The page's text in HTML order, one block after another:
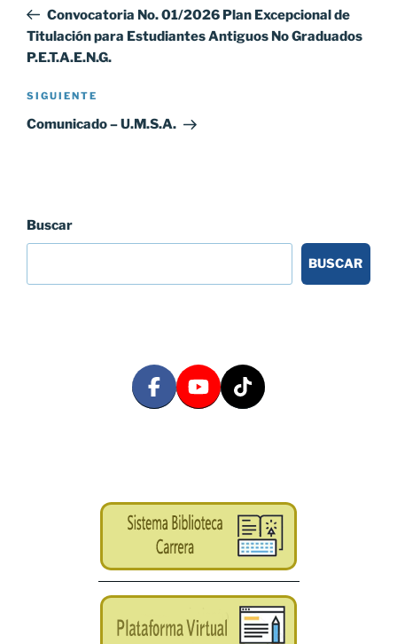
entradas
anterior:
Convocatoria No. 01/2026 Plan Excepcional de
Titulación para Estudiantes Antiguos No Graduados
P.E.T.A.E.N.G.
Siguiente
entrada
SIGUIENTE
Comunicado – U.M.S.A.
Buscar
BUSCAR